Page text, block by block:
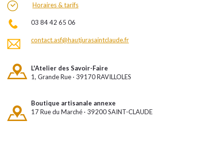
Horaires & tarifs
03 84 42 65 06
contact.asf@hautjurasaintclaude.fr
L'Atelier des Savoir-Faire
1, Grande Rue · 39170 RAVILLOLES
Boutique artisanale annexe
17 Rue du Marché · 39200 SAINT-CLAUDE